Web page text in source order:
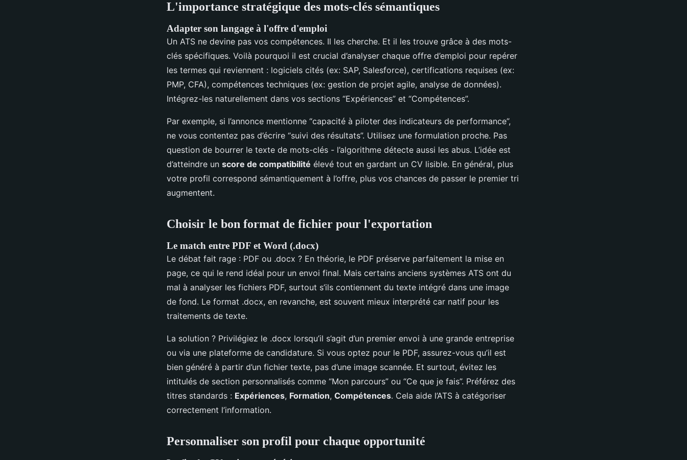
L'importance stratégique des mots-clés sémantiques
Adapter son langage à l'offre d'emploi
Un ATS ne devine pas vos compétences. Il les cherche. Et il les trouve grâce à des mots-
clés spécifiques. Voilà pourquoi il est crucial d’analyser chaque offre d’emploi pour repérer
les termes qui reviennent : logiciels cités (ex: SAP, Salesforce), certifications requises (ex:
PMP, CFA), compétences techniques (ex: gestion de projet agile, analyse de données).
Intégrez-les naturellement dans vos sections “Expériences” et “Compétences”.
Par exemple, si l’annonce mentionne “capacité à piloter des indicateurs de performance”,
ne vous contentez pas d’écrire “suivi des résultats”. Utilisez une formulation proche. Pas
question de bourrer le texte de mots-clés - l’algorithme détecte aussi les abus. L’idée est
d’atteindre un score de compatibilité élevé tout en gardant un CV lisible. En général, plus
votre profil correspond sémantiquement à l’offre, plus vos chances de passer le premier tri
augmentent.
Choisir le bon format de fichier pour l'exportation
Le match entre PDF et Word (.docx)
Le débat fait rage : PDF ou .docx ? En théorie, le PDF préserve parfaitement la mise en
page, ce qui le rend idéal pour un envoi final. Mais certains anciens systèmes ATS ont du
mal à analyser les fichiers PDF, surtout s’ils contiennent du texte intégré dans une image
de fond. Le format .docx, en revanche, est souvent mieux interprété car natif pour les
traitements de texte.
La solution ? Privilégiez le .docx lorsqu’il s’agit d’un premier envoi à une grande entreprise
ou via une plateforme de candidature. Si vous optez pour le PDF, assurez-vous qu’il est
bien généré à partir d’un fichier texte, pas d’une image scannée. Et surtout, évitez les
intitulés de section personnalisés comme “Mon parcours” ou “Ce que je fais”. Préférez des
titres standards : Expériences, Formation, Compétences. Cela aide l’ATS à catégoriser
correctement l’information.
Personnaliser son profil pour chaque opportunité